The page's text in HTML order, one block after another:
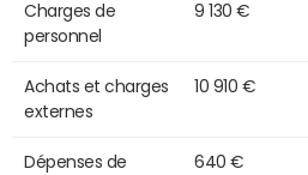
Charges de
personnel
9 130 €
Achats et charges
externes
10 910 €
Dépenses de 640 €